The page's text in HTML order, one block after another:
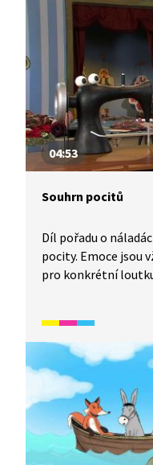
nakonec souhlasí.
příběhem dokáže,
Pohádka je
k výuce češtiny pro
04:53
Souhrn pocitů
Díl pořadu o
pocity. Emoce jsou
pro konkrétní loutku. Video je vhodné také
pozdravy a
pro začátečníky